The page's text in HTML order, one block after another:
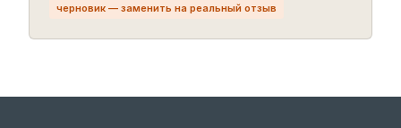
черновик — заменить на реальный отзыв